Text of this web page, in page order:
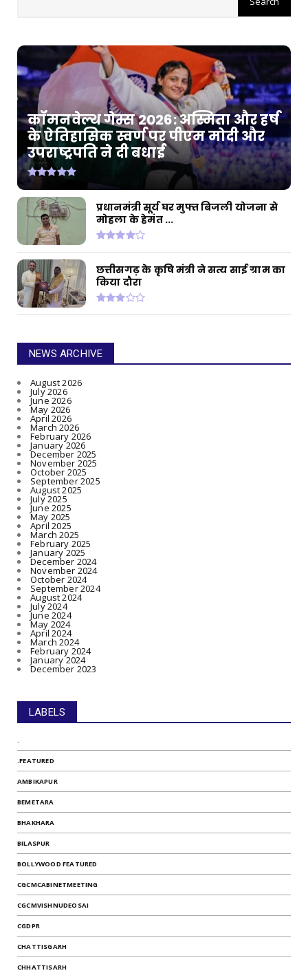
कॉमनवेल्थ गेम्स 2026: अस्मिता और हर्ष
के ऐतिहासिक स्वर्ण पर पीएम मोदी और
उपराष्ट्रपति ने दी बधाई
प्रधानमंत्री सूर्य घर मुफ्त बिजली योजना से
मोहला के हेमंत ...
छत्तीसगढ़ के कृषि मंत्री ने सत्य साई ग्राम का
किया दौरा
NEWS ARCHIVE
August 2026
July 2026
June 2026
May 2026
April 2026
March 2026
February 2026
January 2026
December 2025
November 2025
October 2025
September 2025
August 2025
July 2025
June 2025
May 2025
April 2025
March 2025
February 2025
January 2025
December 2024
November 2024
October 2024
September 2024
August 2024
July 2024
June 2024
May 2024
April 2024
March 2024
February 2024
January 2024
December 2023
LABELS
.
.FEATURED
AMBIKAPUR
BEMETARA
BHAKHARA
BILASPUR
BOLLYWOOD FEATURED
CGCMCABINETMEETING
CGCMVISHNUDEOSAI
CGDPR
CHATTISGARH
CHHATTISARH